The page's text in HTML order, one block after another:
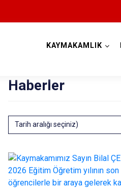
KAYMAKAMLIK
Haberler
Tarih aralığı seçiniz)